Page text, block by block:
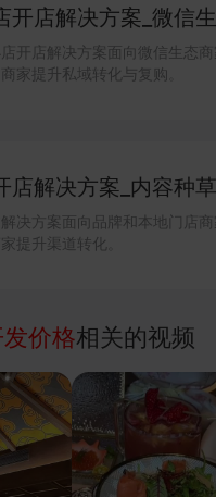
开店解决方案_微信
开店解决方案面向微信生态
家提升私域转化与复购。
店解决方案_内容种
决方案面向品牌和本地门店
提升渠道转化。
价格相关的视频